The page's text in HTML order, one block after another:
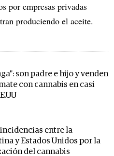
por empresas privadas
produciendo el aceite.
son padre e hijo y venden
con cannabis en casi
entre la
y Estados Unidos por la
del cannabis